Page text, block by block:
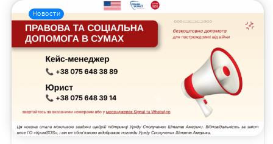
Новости